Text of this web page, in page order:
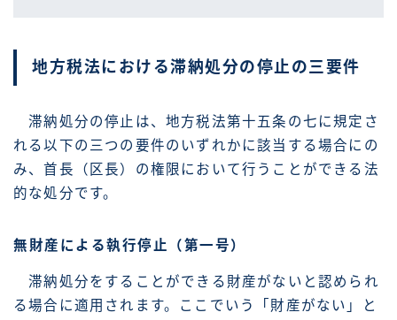
地方税法における滞納処分の停止の三要件
滞納処分の停止は、地方税法第十五条の七に規定さ
れる以下の三つの要件のいずれかに該当する場合にの
み、首長（区長）の権限において行うことができる法
的な処分です。
無財産による執行停止（第一号）
滞納処分をすることができる財産がないと認められ
る場合に適用されます。ここでいう「財産がない」と